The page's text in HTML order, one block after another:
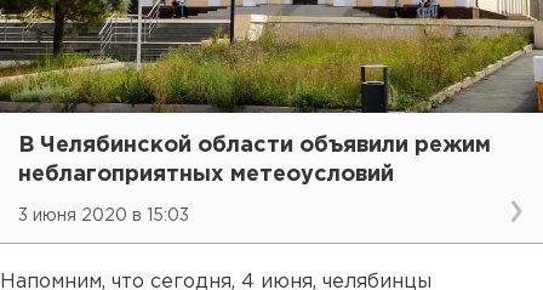
В Челябинской области объявили режим
неблагоприятных метеоусловий
3 июня 2020 в 15:03
Напомним, что сегодня, 4 июня, челябинцы